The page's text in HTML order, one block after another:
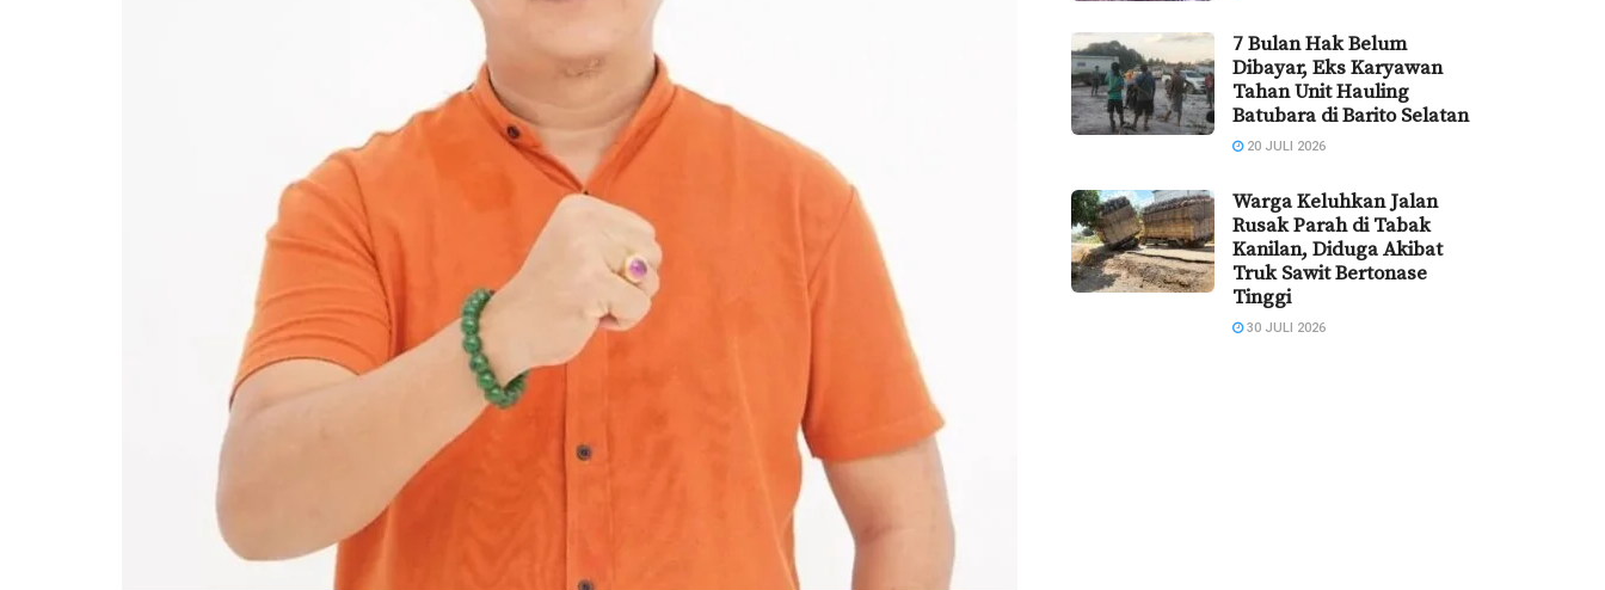
7 Bulan Hak Belum
Dibayar, Eks Karyawan
Tahan Unit Hauling
Batubara di Barito Selatan
20 JULI 2026
Warga Keluhkan Jalan
Rusak Parah di Tabak
Kanilan, Diduga Akibat
Truk Sawit Bertonase
Tinggi
30 JULI 2026